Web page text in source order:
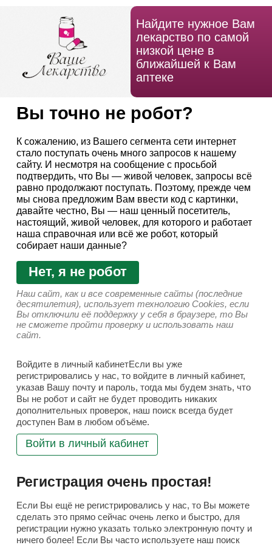
Найдите нужное Вам
лекарство по самой
низкой цене в
ближайшей к Вам
аптеке
Вы точно не робот?
К сожалению, из Вашего сегмента сети интернет
стало поступать очень много запросов к нашему
сайту. И несмотря на сообщение с просьбой
подтвердить, что Вы — живой человек, запросы всё
равно продолжают поступать. Поэтому, прежде чем
мы снова предложим Вам ввести код с картинки,
давайте честно, Вы — наш ценный посетитель,
настоящий, живой человек, для которого и работает
наша справочная или всё же робот, который
собирает наши данные?
Нет, я не робот
Наш сайт, как и все современные сайты (последние
десятилетия), использует технологию Cookies, если
Вы отключили её поддержку у себя в браузере, то Вы
не сможете пройти проверку и использовать наш
сайт.
Войдите в личный кабинетЕсли вы уже
регистрировались у нас, то войдите в личный кабинет,
указав Вашу почту и пароль, тогда мы будем знать, что
Вы не робот и сайт не будет проводить никаких
дополнительных проверок, наш поиск всегда будет
доступен Вам в любом объёме.
Войти в личный кабинет
Регистрация очень простая!
Если Вы ещё не регистрировались у нас, то Вы можете
сделать это прямо сейчас очень легко и быстро, для
регистрации нужно указать только электронную почту и
ничего более! Если Вы часто используете наш поиск